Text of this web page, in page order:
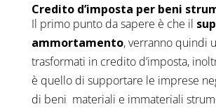
Credito d’imposta per beni
Il primo punto da sapere è che il
ammortamento, verranno quindi
trasformati in credito d’imposta,
è quello di supportare le imprese
di beni materiali e immateriali